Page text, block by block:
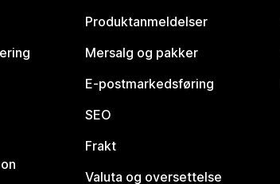
Produktanmeldelser
Mersalg og pakker
E-postmarkedsføring
SEO
Frakt
Valuta og oversettelse